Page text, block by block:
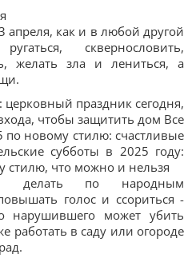
как и в любой другой
сквернословить,
желать зла и лениться, а
церковный праздник сегодня,
чтобы защитить дом Все
по новому стилю: счастливые
субботы в 2025 году:
стилю, что можно и нельзя
делать по народным
голос и ссориться -
нарушившего может убить
работать в саду или огороде